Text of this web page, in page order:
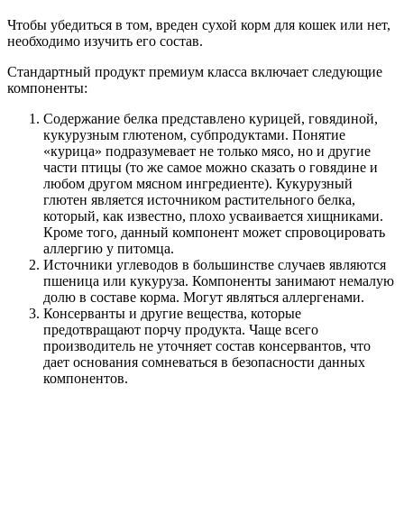
Чтобы убедиться в том, вреден сухой корм для кошек или нет,
необходимо изучить его состав.
Стандартный продукт премиум класса включает следующие
компоненты:
Содержание белка представлено курицей, говядиной,
кукурузным глютеном, субпродуктами. Понятие
«курица» подразумевает не только мясо, но и другие
части птицы (то же самое можно сказать о говядине и
любом другом мясном ингредиенте). Кукурузный
глютен является источником растительного белка,
который, как известно, плохо усваивается хищниками.
Кроме того, данный компонент может спровоцировать
аллергию у питомца.
Источники углеводов в большинстве случаев являются
пшеница или кукуруза. Компоненты занимают немалую
долю в составе корма. Могут являться аллергенами.
Консерванты и другие вещества, которые
предотвращают порчу продукта. Чаще всего
производитель не уточняет состав консервантов, что
дает основания сомневаться в безопасности данных
компонентов.